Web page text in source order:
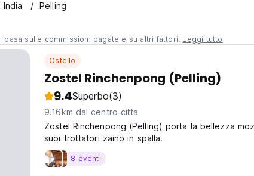
India Pelling
sulle commissioni pagate e su altri fattori. Leggi tutto
Ostello
Zostel Rinchenpong (Pelling)
9.4Superbo(3)
9.16km dal centro citta
Zostel Rinchenpong (Pelling) porta la bellezza
suoi trottatori zaino in spalla.
8 eventi